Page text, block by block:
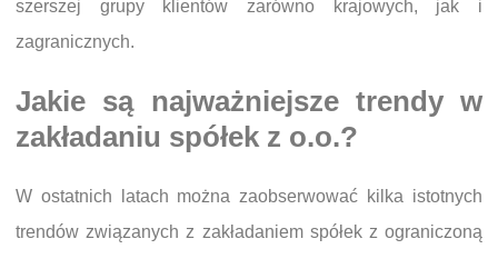
szerszej grupy klientów zarówno krajowych, jak i
zagranicznych.
Jakie są najważniejsze trendy w
zakładaniu spółek z o.o.?
W ostatnich latach można zaobserwować kilka istotnych
trendów związanych z zakładaniem spółek z ograniczoną